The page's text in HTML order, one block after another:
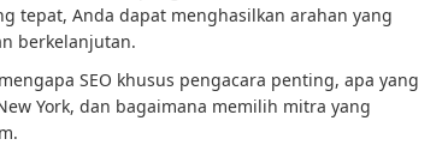
tepat, Anda dapat menghasilkan arahan yang
berkelanjutan.
SEO khusus pengacara penting, apa yang
York, dan bagaimana memilih mitra yang